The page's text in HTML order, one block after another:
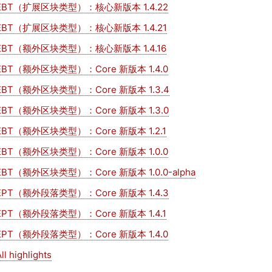
（扩展区块类型）：核心新版本 1.4.22
（扩展区块类型）：核心新版本 1.4.21
（额外区块类型）：核心新版本 1.4.16
（额外区块类型）：Core 新版本 1.4.0
（额外区块类型）：Core 新版本 1.3.4
（额外区块类型）：Core 新版本 1.3.0
（额外区块类型）：Core 新版本 1.2.1
（额外区块类型）：Core 新版本 1.0.0
（额外区块类型）：Core 新版本 1.0.0-alpha
（额外段落类型）：Core 新版本 1.4.3
（额外段落类型）：Core 新版本 1.4.1
（额外段落类型）：Core 新版本 1.4.0
highlights